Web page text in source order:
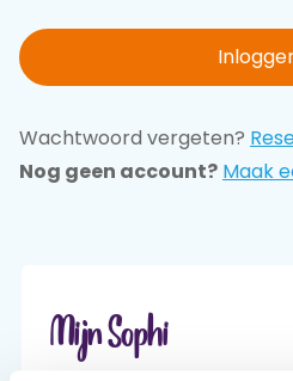
E-learnings
Themabijeenkomsten
Praat mee
Wachtwoord vergeten?
Nog geen account? Maak
Mijn Sophi